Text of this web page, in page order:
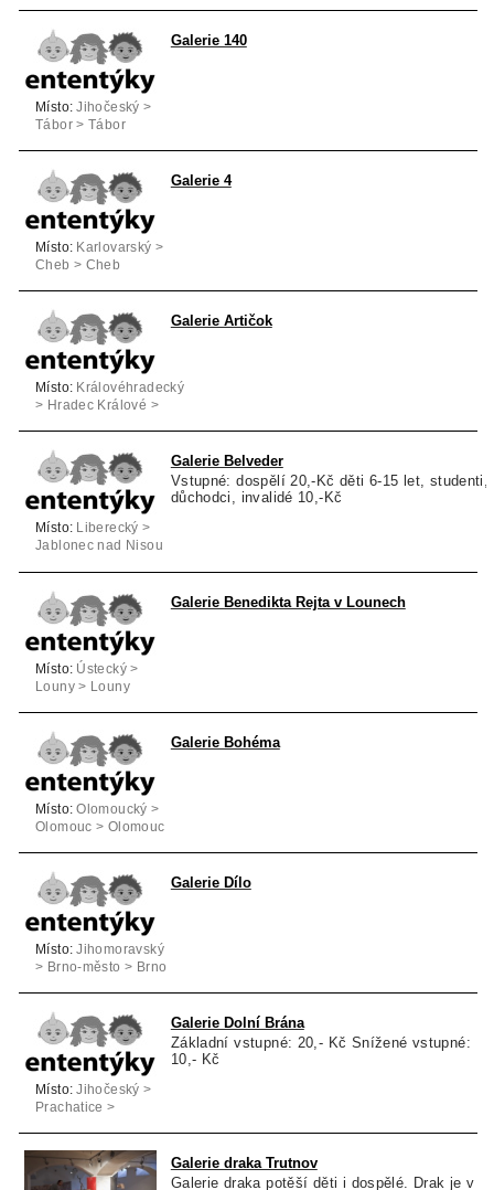
Galerie 140
Místo: Jihočeský >
Tábor > Tábor
Galerie 4
Místo: Karlovarský >
Cheb > Cheb
Galerie Artičok
Místo: Královéhradecký
> Hradec Králové >
Galerie Belveder
Vstupné: dospělí 20,-Kč děti 6-15 let, studenti,
důchodci, invalidé 10,-Kč
Místo:
Liberecký >
Jablonec nad Nisou
Galerie Benedikta Rejta v Lounech
Místo: Ústecký >
Louny > Louny
Galerie Bohéma
Místo: Olomoucký >
Olomouc > Olomouc
Galerie Dílo
Místo: Jihomoravský
> Brno-město > Brno
Galerie Dolní Brána
Základní vstupné: 20,- Kč Snížené vstupné:
10,- Kč
Místo: Jihočeský >
Prachatice >
Galerie draka Trutnov
Galerie draka potěší děti i dospělé. Drak je v